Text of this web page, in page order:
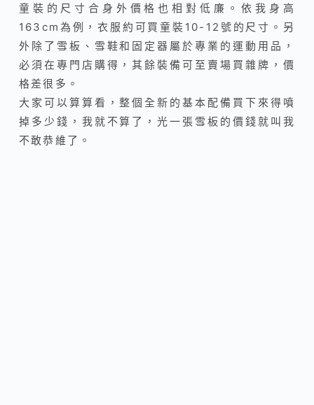
童裝的尺寸合身外價格也相對低廉。依我身高
163cm為例，衣服約可買童裝10-12號的尺寸。另
外除了雪板、雪鞋和固定器屬於專業的運動用品，
必須在專門店購得，其餘裝備可至賣場買雜牌，價
格差很多。
大家可以算算看，整個全新的基本配備買下來得噴
掉多少錢，我就不算了，光一張雪板的價錢就叫我
不敢恭維了。